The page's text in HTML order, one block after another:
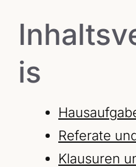
is
Referate
Klausuren